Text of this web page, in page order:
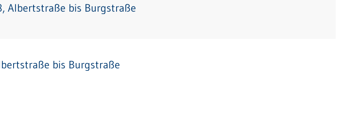
Albertstraße bis Burgstraße
bis Burgstraße